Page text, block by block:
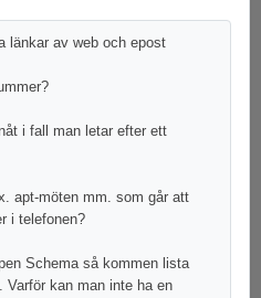
länkar av web och epost
i fall man letar efter ett
apt-möten mm. som går att
i telefonen?
Schema så kommen lista
Varför kan man inte ha en